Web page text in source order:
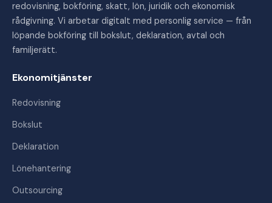
redovisning, bokföring, skatt, lön, juridik och ekonomisk
rådgivning. Vi arbetar digitalt med personlig service — från
löpande bokföring till bokslut, deklaration, avtal och
familjerätt.
Ekonomitjänster
Redovisning
Bokslut
Deklaration
Lönehantering
Outsourcing